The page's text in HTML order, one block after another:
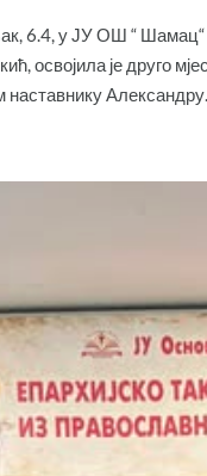
6.4, у ЈУ ОШ “
освојила је друго
Александру...